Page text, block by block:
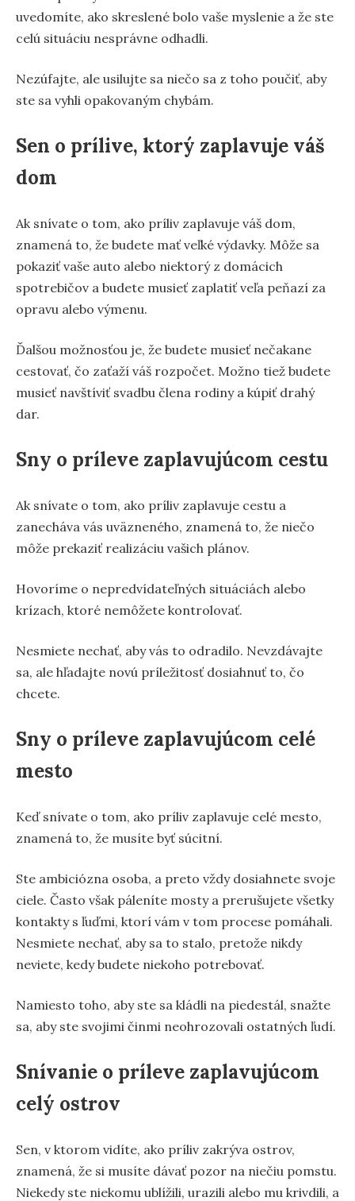
uvedomíte, ako skreslené bolo vaše myslenie a že ste
celú situáciu nesprávne odhadli.
Nezúfajte, ale usilujte sa niečo sa z toho poučiť, aby
ste sa vyhli opakovaným chybám.
Sen o prílive, ktorý zaplavuje váš
dom
Ak snívate o tom, ako príliv zaplavuje váš dom,
znamená to, že budete mať veľké výdavky. Môže sa
pokaziť vaše auto alebo niektorý z domácich
spotrebičov a budete musieť zaplatiť veľa peňazí za
opravu alebo výmenu.
Ďalšou možnosťou je, že budete musieť nečakane
cestovať, čo zaťaží váš rozpočet. Možno tiež budete
musieť navštíviť svadbu člena rodiny a kúpiť drahý
dar.
Sny o príleve zaplavujúcom cestu
Ak snívate o tom, ako príliv zaplavuje cestu a
zanecháva vás uväzneného, znamená to, že niečo
môže prekaziť realizáciu vašich plánov.
Hovoríme o nepredvídateľných situáciách alebo
krízach, ktoré nemôžete kontrolovať.
Nesmiete nechať, aby vás to odradilo. Nevzdávajte
sa, ale hľadajte novú príležitosť dosiahnuť to, čo
chcete.
Sny o príleve zaplavujúcom celé
mesto
Keď snívate o tom, ako príliv zaplavuje celé mesto,
znamená to, že musíte byť súcitní.
Ste ambiciózna osoba, a preto vždy dosiahnete svoje
ciele. Často však páleníte mosty a prerušujete všetky
kontakty s ľuďmi, ktorí vám v tom procese pomáhali.
Nesmiete nechať, aby sa to stalo, pretože nikdy
neviete, kedy budete niekoho potrebovať.
Namiesto toho, aby ste sa kládli na piedestál, snažte
sa, aby ste svojimi činmi neohrozovali ostatných ľudí.
Snívanie o príleve zaplavujúcom
celý ostrov
Sen, v ktorom vidíte, ako príliv zakrýva ostrov,
znamená, že si musíte dávať pozor na niečiu pomstu.
Niekedy ste niekomu ublížili, urazili alebo mu krivdili, a